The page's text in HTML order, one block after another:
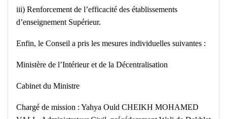
iii) Renforcement de l’efficacité des établissements
d’enseignement Supérieur.
Enfin, le Conseil a pris les mesures individuelles suivantes :
Ministère de l’Intérieur et de la Décentralisation
Cabinet du Ministre
Chargé de mission : Yahya Ould CHEIKH MOHAMED